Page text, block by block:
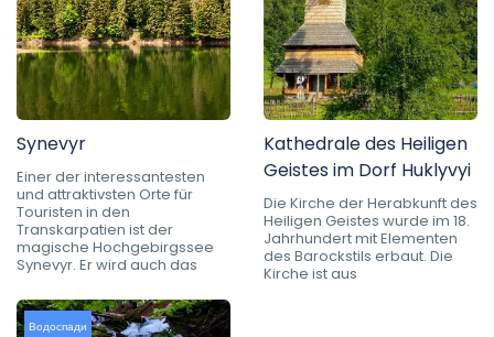
Synevyr
Einer der interessantesten
und attraktivsten Orte für
Touristen in den
Transkarpatien ist der
magische Hochgebirgssee
Synevyr. Er wird auch das
Kathedrale des Heiligen
Geistes im Dorf Huklyvyi
Die Kirche der Herabkunft des
Heiligen Geistes wurde im 18.
Jahrhundert mit Elementen
des Barockstils erbaut. Die
Kirche ist aus
Водоспади